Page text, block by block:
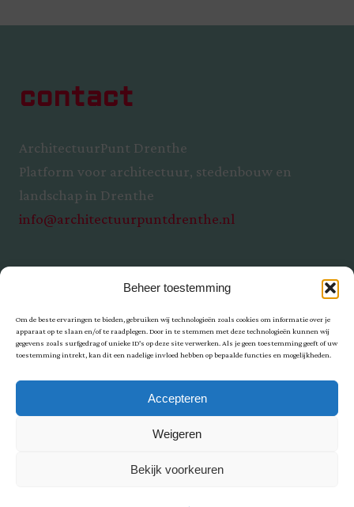
Beheer toestemming
Om de beste ervaringen te bieden, gebruiken wij technologieën zoals cookies om informatie over je
apparaat op te slaan en/of te raadplegen. Door in te stemmen met deze technologieën kunnen wij
gegevens zoals surfgedrag of unieke ID's op deze site verwerken. Als je geen toestemming geeft of uw
toestemming intrekt, kan dit een nadelige invloed hebben op bepaalde functies en mogelijkheden.
Accepteren
Weigeren
Bekijk voorkeuren
contact
ArchitectuurPunt Drenthe
Platform voor architectuur, stedenbouw en
landschap in Drenthe
info@architectuurpuntdrenthe.nl